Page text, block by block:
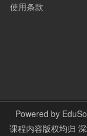
使用条款
Powered by
课程内容版权均归